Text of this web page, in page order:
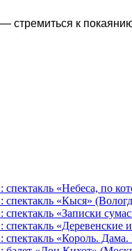
стремиться к
спектакль «Небеса, по
спектакль «Кыся»
спектакль «Записки
спектакль «Деревенские
спектакль «Король.